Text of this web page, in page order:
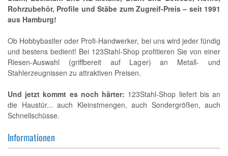
Rohrzubehör, Profile und Stäbe zum Zugreif-Preis – seit 1991
aus Hamburg!
Ob Hobbybastler oder Profi-Handwerker, bei uns wird jeder fündig
und bestens bedient! Bei 123Stahl-Shop profitieren Sie von einer
Riesen-Auswahl (griffbereit auf Lager) an Metall- und
Stahlerzeugnissen zu attraktiven Preisen.
Und jetzt kommt es noch härter: 123Stahl-Shop liefert bis an
die Haustür... auch Kleinstmengen, auch Sondergrößen, auch
Schnellschüsse.
Informationen